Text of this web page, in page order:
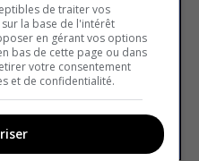
de traiter vos
la base de l'intérêt
en gérant vos options
bas de cette page ou dans
votre consentement
et de confidentialité.